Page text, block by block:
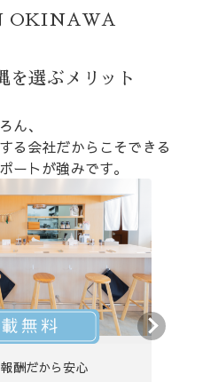
OKINAWA
を選ぶメリット
ん、
る会社だからこそできる
ートが強みです。
酬だから安心